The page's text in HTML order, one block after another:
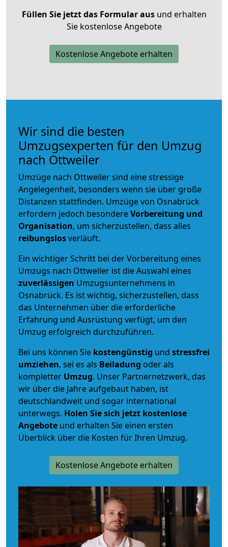
Füllen Sie jetzt das Formular ausund erhalten
Sie kostenlose Angebote
Kostenlose Angebote erhalten
Wir sind die besten
Umzugsexperten für den Umzug
nach Ottweiler
Umzüge nach Ottweiler sind eine stressige
Angelegenheit, besonders wenn sie über große
Distanzen stattfinden. Umzüge von Osnabrück
erfordern jedoch besondereVorbereitung und
Organisation, um sicherzustellen, dass alles
reibungslosverläuft.
Ein wichtiger Schritt bei der Vorbereitung eines
Umzugs nach Ottweiler ist die Auswahl eines
zuverlässigen Umzugsunternehmens in
Osnabrück. Es ist wichtig, sicherzustellen, dass
das Unternehmen über die erforderliche
Erfahrung und Ausrüstung verfügt, um den
Umzug erfolgreich durchzuführen.
Bei uns können Sie kostengünstig und stressfrei
umziehen, sei es als Beiladung oder als
kompletter Umzug. Unser Partnernetzwerk, das
wir über die Jahre aufgebaut haben, ist
deutschlandweit und sogar international
unterwegs. Holen Sie sich jetzt kostenlose
Angebote und erhalten Sie einen ersten
Überblick über die Kosten für Ihren Umzug.
Kostenlose Angebote erhalten